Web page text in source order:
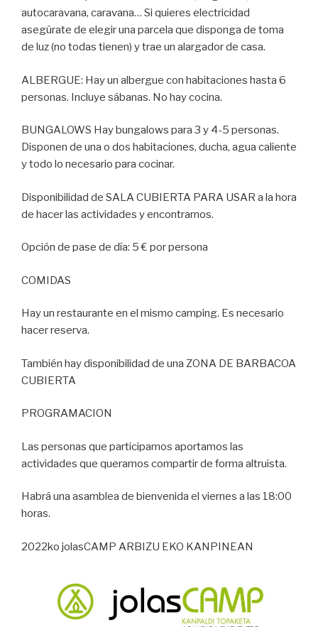
autocaravana, caravana… Si quieres electricidad
asegúrate de elegir una parcela que disponga de toma
de luz (no todas tienen) y trae un alargador de casa.
ALBERGUE: Hay un albergue con habitaciones hasta 6
personas. Incluye sábanas. No hay cocina.
BUNGALOWS Hay bungalows para 3 y 4-5 personas.
Disponen de una o dos habitaciones, ducha, agua caliente
y todo lo necesario para cocinar.
Disponibilidad de SALA CUBIERTA PARA USAR a la hora
de hacer las actividades y encontrarnos.
Opción de pase de día: 5 € por persona
COMIDAS
Hay un restaurante en el mismo camping. Es necesario
hacer reserva.
También hay disponibilidad de una ZONA DE BARBACOA
CUBIERTA
PROGRAMACION
Las personas que participamos aportamos las
actividades que queramos compartir de forma altruista.
Habrá una asamblea de bienvenida el viernes a las 18:00
horas.
2022ko jolasCAMP ARBIZU EKO KANPINEAN